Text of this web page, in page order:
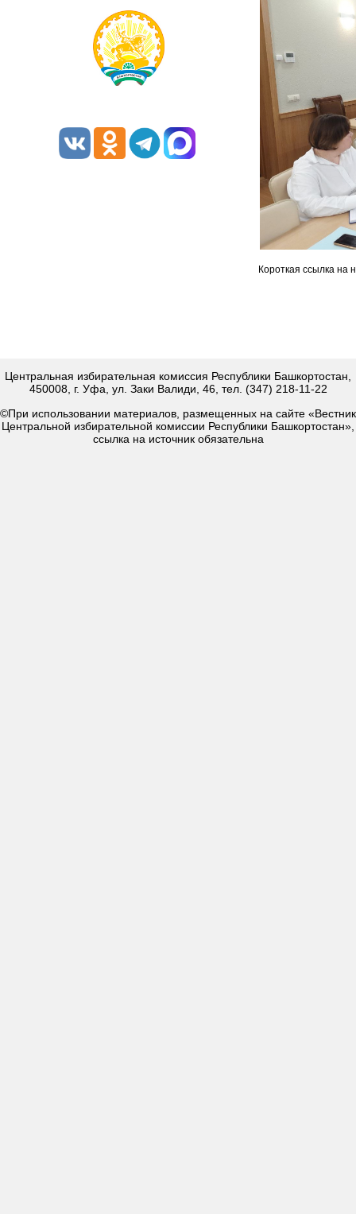
Короткая ссылка на
Центральная избирательная комиссия Республики Башкортостан,
450008, г. Уфа, ул. Заки Валиди, 46, тел. (347) 218-11-22
©При использовании материалов, размещенных на сайте «Вестник
Центральной избирательной комиссии Республики Башкортостан»,
ссылка на источник обязательна